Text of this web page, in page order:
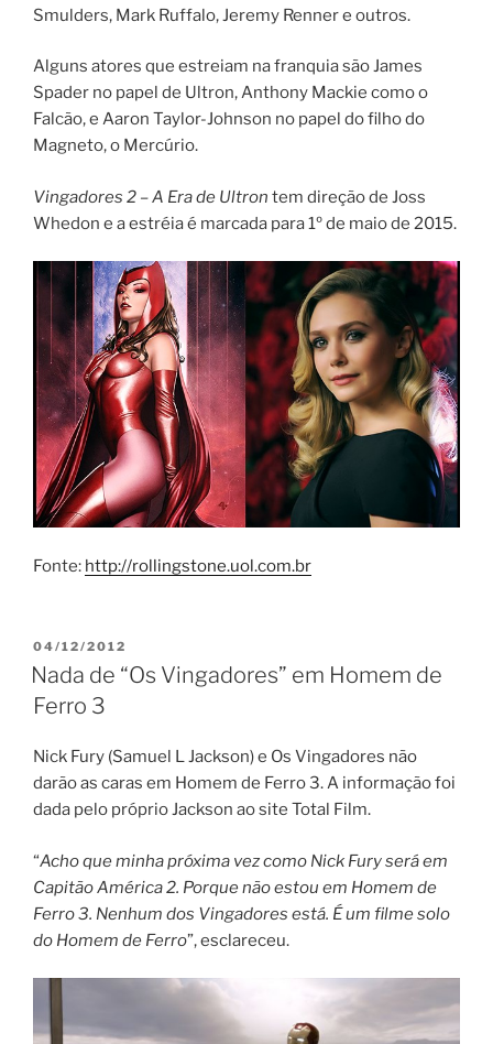
Smulders, Mark Ruffalo, Jeremy Renner e outros.
Alguns atores que estreiam na franquia são James
Spader no papel de Ultron, Anthony Mackie como o
Falcão, e Aaron Taylor-Johnson no papel do filho do
Magneto, o Mercúrio.
Vingadores 2 – A Era de Ultron tem direção de Joss
Whedon e a estréia é marcada para 1º de maio de 2015.
Fonte: http://rollingstone.uol.com.br
PUBLICADO
EM
04/12/2012
Nada de “Os Vingadores” em Homem de
Ferro 3
Nick Fury (Samuel L Jackson) e Os Vingadores não
darão as caras em Homem de Ferro 3. A informação foi
dada pelo próprio Jackson ao site Total Film.
“Acho que minha próxima vez como Nick Fury será em
Capitão América 2. Porque não estou em Homem de
Ferro 3. Nenhum dos Vingadores está. É um filme solo
do Homem de Ferro”, esclareceu.